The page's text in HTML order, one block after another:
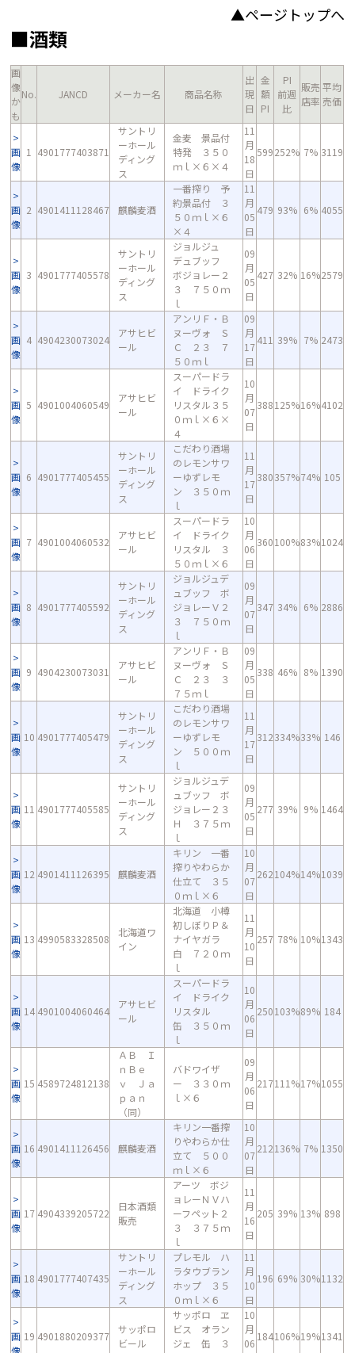
▲ページトップへ
■酒類
画
像
か
も
No. JANCD メーカー名 商品名称
出
現
日
金
額
PI
PI
前週
比
販売
店率
平均
売価
画
像
1 4901777403871
サントリ
ーホール
ディング
ス
金麦 景品付
特発 ３５０
ｍｌ×６×４
11
月
18
日
599252% 7% 3119
画
像
2 4901411128467 麒麟麦酒
一番搾り 予
約景品付 ３
５０ｍｌ×６
×４
11
月
05
日
479 93% 6% 4055
画
像
3 4901777405578
サントリ
ーホール
ディング
ス
ジョルジュ
デュブッフ
ボジョレー２
３ ７５０ｍ
ｌ
09
月
05
日
427 32% 16%2579
画
像
4 4904230073024
アサヒビ
ール
アンリＦ・Ｂ
ヌーヴォ Ｓ
Ｃ ２３ ７
５０ｍｌ
09
月
17
日
411 39% 7% 2473
画
像
5 4901004060549
アサヒビ
ール
スーパードラ
イ ドライク
リスタル３５
０ｍｌ×６×
４
10
月
07
日
388125%16%4102
画
像
6 4901777405455
サントリ
ーホール
ディング
ス
こだわり酒場
のレモンサワ
ーゆずレモ
ン ３５０ｍ
ｌ
11
月
17
日
380357%74% 105
画
像
7 4901004060532
アサヒビ
ール
スーパードラ
イ ドライク
リスタル ３
５０ｍｌ×６
10
月
06
日
360100%83%1024
画
像
8 4901777405592
サントリ
ーホール
ディング
ス
ジョルジュデ
ュブッフ ボ
ジョレーＶ２
３ ７５０ｍ
ｌ
09
月
07
日
347 34% 6% 2886
画
像
9 4904230073031
アサヒビ
ール
アンリＦ・Ｂ
ヌーヴォ Ｓ
Ｃ ２３ ３
７５ｍｌ
09
月
05
日
338 46% 8% 1390
画
像
10 4901777405479
サントリ
ーホール
ディング
ス
こだわり酒場
のレモンサワ
ーゆずレモ
ン ５００ｍ
ｌ
11
月
17
日
312334%33% 146
画
像
11 4901777405585
サントリ
ーホール
ディング
ス
ジョルジュデ
ュブッフ ボ
ジョレー２３
Ｈ ３７５ｍ
ｌ
09
月
05
日
277 39% 9% 1464
画
像
12 4901411126395 麒麟麦酒
キリン 一番
搾りやわらか
仕立て ３５
０ｍｌ×６
10
月
07
日
262104%14%1039
画
像
13 4990583328508
北海道ワ
イン
北海道 小樽
初しぼりＰ＆
ナイヤガラ
白 ７２０ｍ
ｌ
11
月
10
日
257 78% 10%1343
画
像
14 4901004060464
アサヒビ
ール
スーパードラ
イ ドライク
リスタル
缶 ３５０ｍ
ｌ
10
月
06
日
250103%89% 184
画
像
15 4589724812138
ＡＢ Ｉ
ｎＢｅ
ｖ Ｊａ
ｐａｎ
（同）
バドワイザ
ー ３３０ｍ
ｌ×６
09
月
06
日
217111%17%1055
画
像
16 4901411126456 麒麟麦酒
キリン一番搾
りやわらか仕
立て ５００
ｍｌ×６
10
月
07
日
212136% 7% 1350
画
像
17 4904339205722
日本酒類
販売
アーツ ボジ
ョレーＮＶハ
ーフペット２
３ ３７５ｍ
ｌ
11
月
16
日
205 39% 13% 898
画
像
18 4901777407435
サントリ
ーホール
ディング
ス
プレモル ハ
ラタウブラン
ホップ ３５
０ｍｌ×６
11
月
10
日
196 69% 30%1132
画
像
19 4901880209377
サッポロ
ビール
サッポロ ヱ
ビス オラン
ジェ 缶 ３
10
月
06
184106%19%1341